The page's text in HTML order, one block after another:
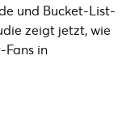
und Bucket-List-
zeigt jetzt, wie
Fans in